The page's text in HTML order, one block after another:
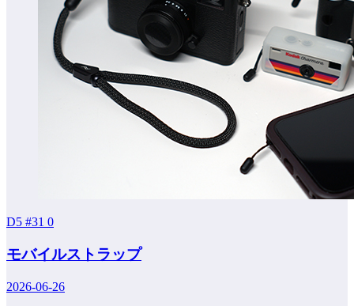
D5 #31 0
モバイルストラップ
2026-06-26